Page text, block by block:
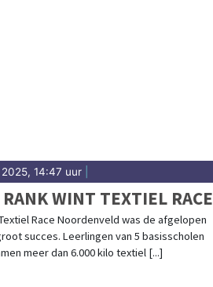
14:47 uur
RANK WINT TEXTIEL RACE
Race Noordenveld was de afgelopen
succes. Leerlingen van 5 basisscholen
meer dan 6.000 kilo textiel [...]